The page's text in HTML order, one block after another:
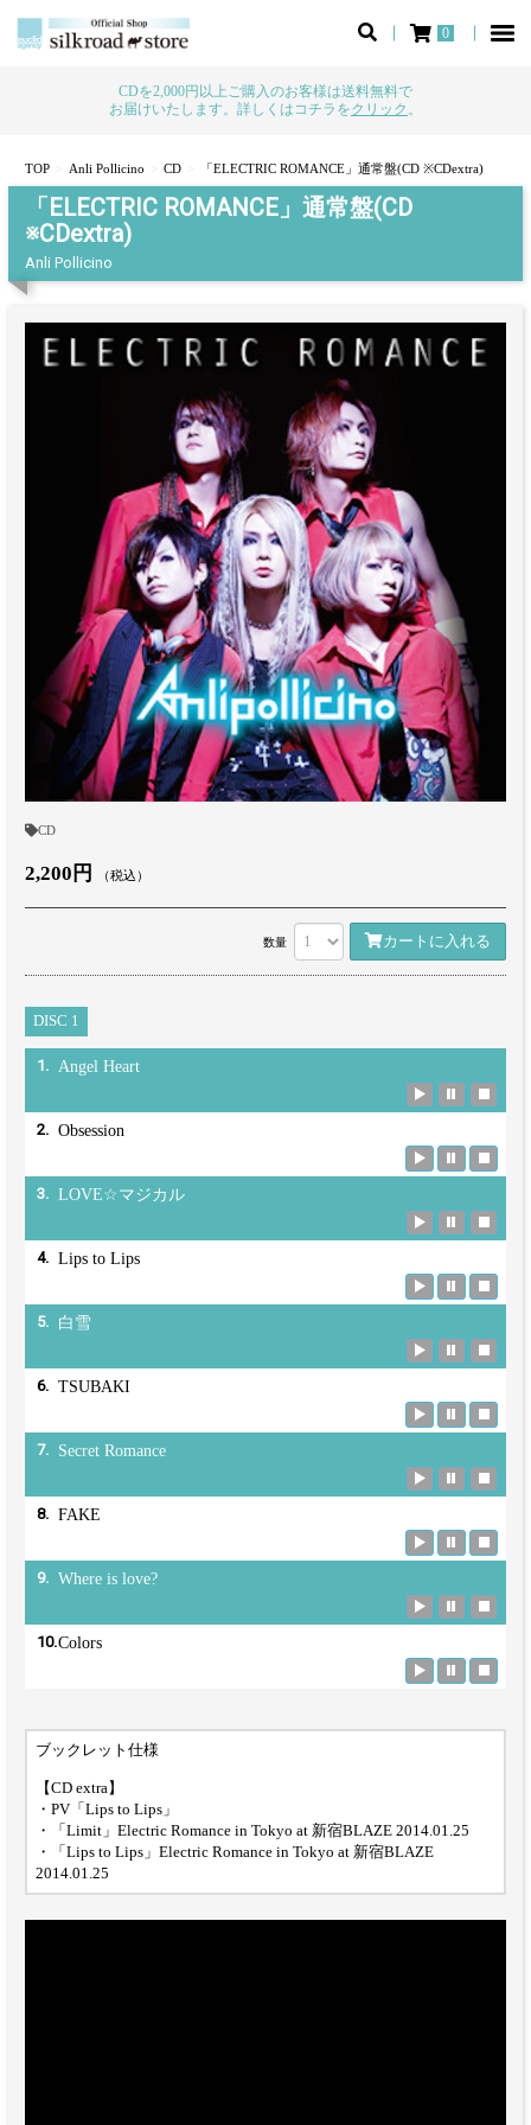
0
CDを2,000円以上ご購入のお客様は送料無料で
お届けいたします。詳しくはコチラをクリック 。
TOP Anli Pollicino CD 「ELECTRIC ROMANCE」通常盤(CD ※CDextra)
「ELECTRIC ROMANCE」通常盤(CD
※CDextra)
Anli Pollicino
CD
2,200円 （税込）
数量 カートに入れる
DISC 1
1. Angel Heart
2. Obsession
3. LOVE☆マジカル
4. Lips to Lips
5. 白雪
6. TSUBAKI
7. Secret Romance
8. FAKE
9. Where is love?
10.Colors
ブックレット仕様
【CD extra】
・PV「Lips to Lips」
・「Limit」Electric Romance in Tokyo at 新宿BLAZE 2014.01.25
・「Lips to Lips」Electric Romance in Tokyo at 新宿BLAZE
2014.01.25